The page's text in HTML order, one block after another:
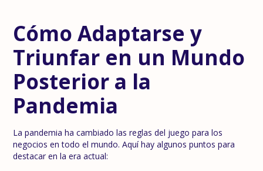
Cómo Adaptarse y
Triunfar en un Mundo
Posterior a la
Pandemia
La pandemia ha cambiado las reglas del juego para los
negocios en todo el mundo. Aquí hay algunos puntos para
destacar en la era actual: